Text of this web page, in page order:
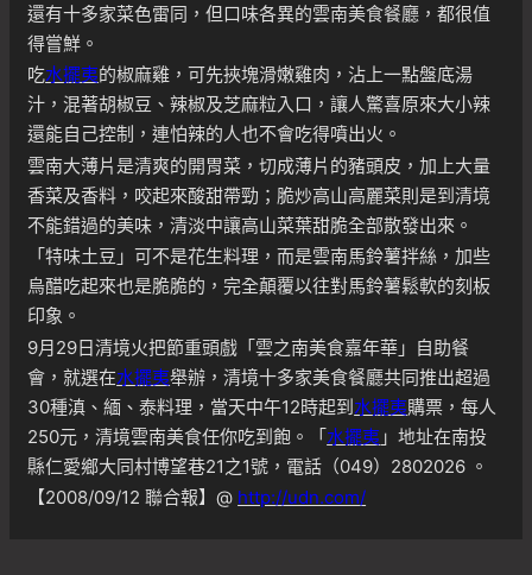
還有十多家菜色雷同，但口味各異的雲南美食餐廳，都很值
得嘗鮮。
吃水擺夷的椒麻雞，可先挾塊滑嫩雞肉，沾上一點盤底湯
汁，混著胡椒豆、辣椒及芝麻粒入口，讓人驚喜原來大小辣
還能自己控制，連怕辣的人也不會吃得噴出火。
雲南大薄片是清爽的開胃菜，切成薄片的豬頭皮，加上大量
香菜及香料，咬起來酸甜帶勁；脆炒高山高麗菜則是到清境
不能錯過的美味，清淡中讓高山菜葉甜脆全部散發出來。
「特味土豆」可不是花生料理，而是雲南馬鈴薯拌絲，加些
烏醋吃起來也是脆脆的，完全顛覆以往對馬鈴薯鬆軟的刻板
印象。
9月29日清境火把節重頭戲「雲之南美食嘉年華」自助餐
會，就選在水擺夷舉辦，清境十多家美食餐廳共同推出超過
30種滇、緬、泰料理，當天中午12時起到水擺夷購票，每人
250元，清境雲南美食任你吃到飽。「水擺夷 」地址在南投
縣仁愛鄉大同村博望巷21之1號，電話（049）2802026 。
【2008/09/12 聯合報】@ http://udn.com/